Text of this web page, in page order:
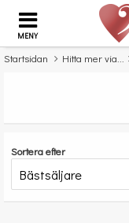
MENY
Startsidan Hitta mer via...
Sortera efter